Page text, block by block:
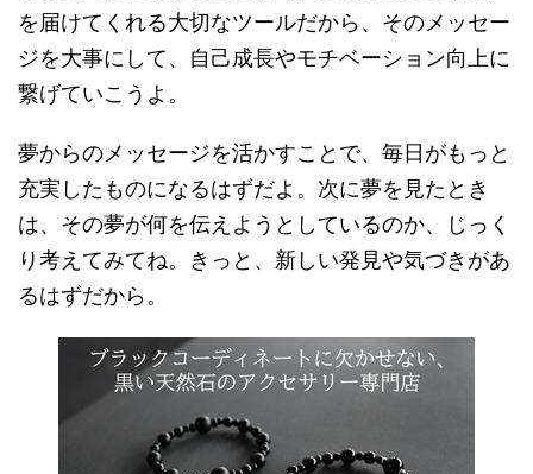
を届けてくれる大切なツールだから、そのメッセー
ジを大事にして、自己成長やモチベーション向上に
繋げていこうよ。
夢からのメッセージを活かすことで、毎日がもっと
充実したものになるはずだよ。次に夢を見たとき
は、その夢が何を伝えようとしているのか、じっく
り考えてみてね。きっと、新しい発見や気づきがあ
るはずだから。